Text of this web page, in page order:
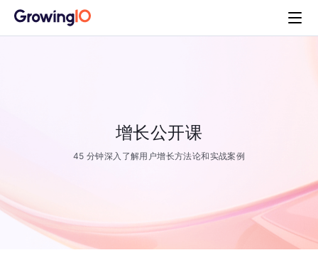
增长公开课
45 分钟深入了解用户增长方法论和实战案例